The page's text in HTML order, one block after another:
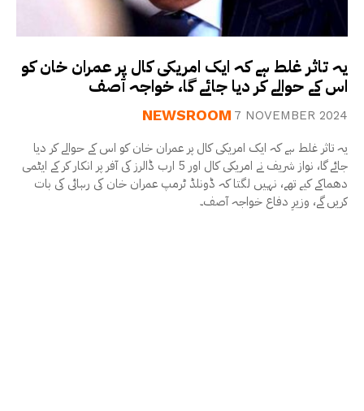
یہ تاثر غلط ہے کہ ایک امریکی کال پر عمران خان کو
اس کے حوالے کر دیا جائے گا، خواجہ آصف
NEWSROOM 7 NOVEMBER 2024
یہ تاثر غلط ہے کہ ایک امریکی کال پر عمران خان کو اس کے حوالے کر دیا
جائے گا، نواز شریف نے امریکی کال اور 5 ارب ڈالرز کی آفر پر انکار کر کے ایٹمی
دھماکے کیے تھے، نہیں لگتا کہ ڈونلڈ ٹرمپ عمران خان کی رہائی کی بات
کریں گے، وزیرِ دفاع خواجہ آصف۔